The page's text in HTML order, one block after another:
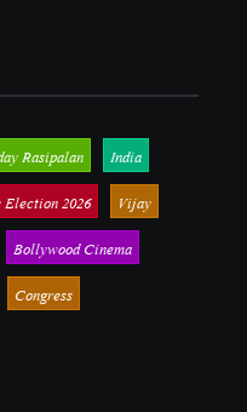
Rasipalan
India
Election 2026
Vijay
Bollywood Cinema
Congress